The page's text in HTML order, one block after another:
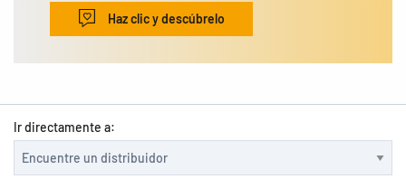
Haz clic y descúbrelo
Ir directamente a: